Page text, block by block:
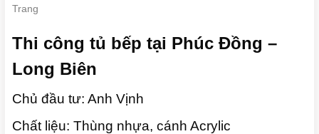
Trang
Thi công tủ bếp tại Phúc Đồng –
Long Biên
Chủ đầu tư: Anh Vịnh
Chất liệu: Thùng nhựa, cánh Acrylic